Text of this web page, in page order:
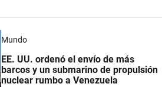
Mundo
EE. UU. ordenó el envío de más
barcos y un submarino de propulsión
nuclear rumbo a Venezuela